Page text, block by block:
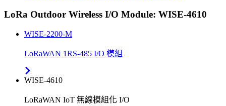
LoRa Outdoor Wireless I/O Module: WISE-4610
WISE-2200-M
LoRaWAN 1RS-485 I/O 模組
WISE-4610
LoRaWAN IoT 無線模組化 I/O